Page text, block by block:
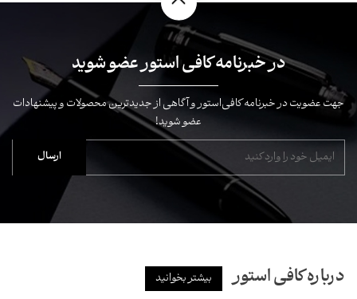
در خبرنامه کافی استور عضو شوید
جهت عضویت در خبرنامه کافی‌استور و آگاهی از جدیدترین محصولات و پیشنهادات
عضو شوید!
درباره کافی استور بیشتر بخوانید